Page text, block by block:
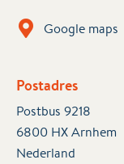
Google maps
Postadres
Postbus 9218
6800 HX Arnhem
Nederland